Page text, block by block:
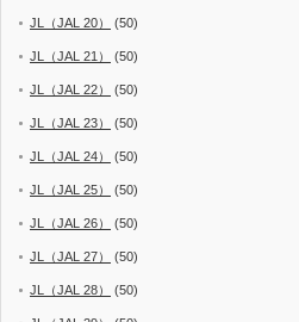
JL（JAL 20） (50)
JL（JAL 21） (50)
JL（JAL 22） (50)
JL（JAL 23） (50)
JL（JAL 24） (50)
JL（JAL 25） (50)
JL（JAL 26） (50)
JL（JAL 27） (50)
JL（JAL 28） (50)